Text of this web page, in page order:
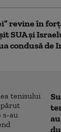
revine în
SUA și
condusă de